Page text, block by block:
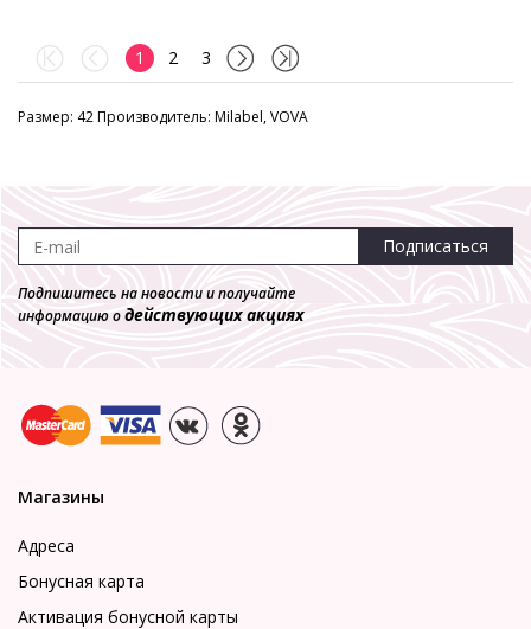
1 2 3
Размер: 42 Производитель: Milabel, VOVA
Подписаться
Подпишитесь на новости и получайте
информацию одействующих акциях
Магазины
Адреса
Бонусная карта
Активация бонусной карты